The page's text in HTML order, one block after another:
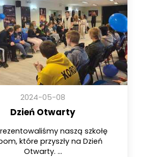
2024-05-08
Dzień Otwarty
naszą szkołę
które przyszły na Dzień
Otwarty. ...